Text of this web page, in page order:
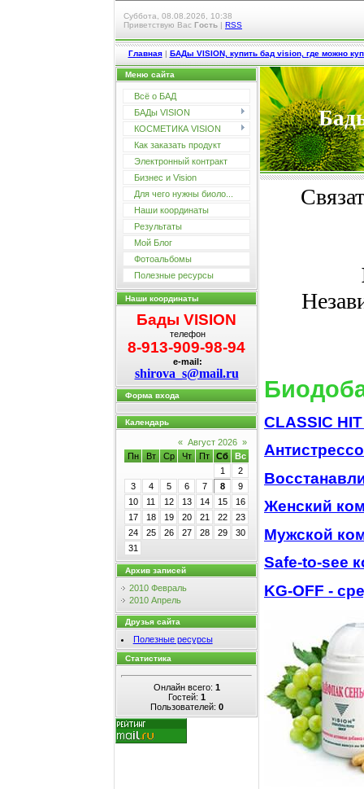
Суббота, 08.08.2026, 10:38
Приветствую Вас Гость | RSS
Главная| БАДы VISION, купить бад vision, где можно
Меню сайта
Всё о БАД
БАДы VISION
КОСМЕТИКА VISION
Как заказать продукт
Электронный контракт
Бизнес и Vision
Для чего нужны биоло...
Наши координаты
Результаты
Мой Блог
Фотоальбомы
Полезные ресурсы
Наши координаты
Бады VISION
телефон
8-913-909-98-94
e-mail:
shirova_s@mail.ru
Форма входа
Календарь
« Август 2026 »
Пн
Вт Ср Чт Пт Сб
Вс
1
2
3
4 5 6 7 8
9
10
11 12 13 14 15
16
17
18 19 20 21 22
23
24
25 26 27 28 29
30
31
Архив записей
2010 Февраль
2010 Апрель
Друзья сайта
Полезные ресурсы
Статистика
Онлайн всего: 1
Гостей: 1
Пользователей: 0
CLASSIC
Женский
Мужской
Safe-to-see
KG-OFF -